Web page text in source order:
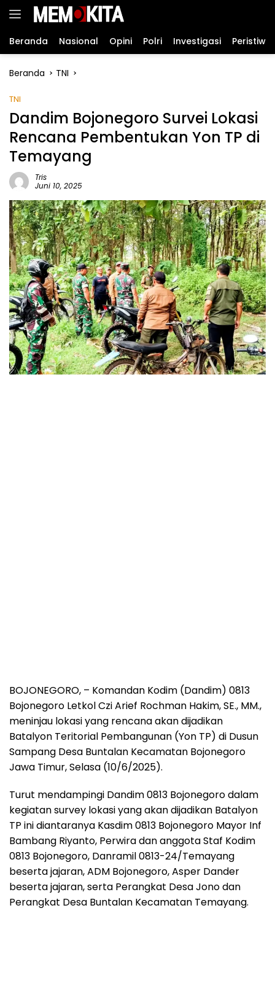
Langsung
Beranda Nasional Opini Polri Investigasi Peristiwa
Beranda TNI
TNI
Dandim Bojonegoro Survei Lokasi
Rencana Pembentukan Yon TP di
Temayang
Tris
Juni 10, 2025
BOJONEGORO, – Komandan Kodim (Dandim) 0813
Bojonegoro Letkol Czi Arief Rochman Hakim, SE., MM.,
meninjau lokasi yang rencana akan dijadikan
Batalyon Teritorial Pembangunan (Yon TP) di Dusun
Sampang Desa Buntalan Kecamatan Bojonegoro
Jawa Timur, Selasa (10/6/2025).
Turut mendampingi Dandim 0813 Bojonegoro dalam
kegiatan survey lokasi yang akan dijadikan Batalyon
TP ini diantaranya Kasdim 0813 Bojonegoro Mayor Inf
Bambang Riyanto, Perwira dan anggota Staf Kodim
0813 Bojonegoro, Danramil 0813-24/Temayang
beserta jajaran, ADM Bojonegoro, Asper Dander
beserta jajaran, serta Perangkat Desa Jono dan
Perangkat Desa Buntalan Kecamatan Temayang.